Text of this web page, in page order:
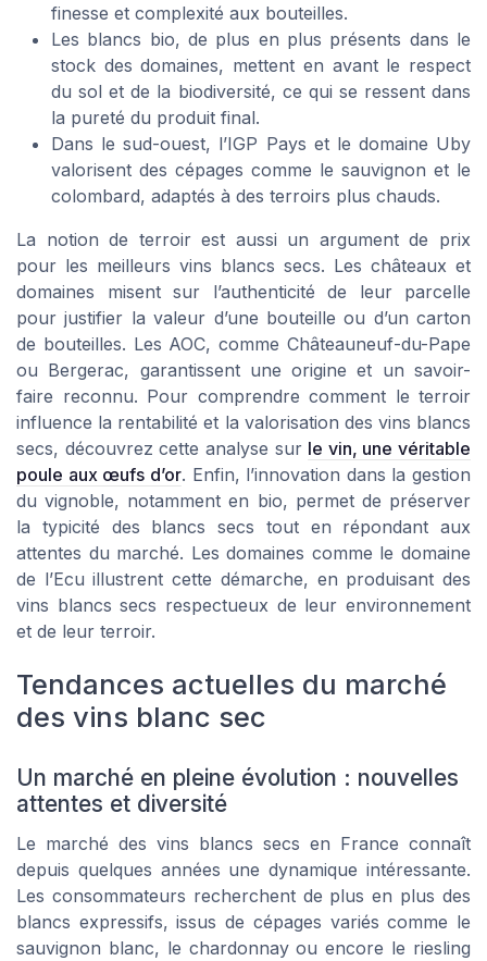
finesse et complexité aux bouteilles.
Les blancs bio, de plus en plus présents dans le
stock des domaines, mettent en avant le respect
du sol et de la biodiversité, ce qui se ressent dans
la pureté du produit final.
Dans le sud-ouest, l’IGP Pays et le domaine Uby
valorisent des cépages comme le sauvignon et le
colombard, adaptés à des terroirs plus chauds.
La notion de terroir est aussi un argument de prix
pour les meilleurs vins blancs secs. Les châteaux et
domaines misent sur l’authenticité de leur parcelle
pour justifier la valeur d’une bouteille ou d’un carton
de bouteilles. Les AOC, comme Châteauneuf-du-Pape
ou Bergerac, garantissent une origine et un savoir-
faire reconnu. Pour comprendre comment le terroir
influence la rentabilité et la valorisation des vins blancs
secs, découvrez cette analyse sur le vin, une véritable
poule aux œufs d’or. Enfin, l’innovation dans la gestion
du vignoble, notamment en bio, permet de préserver
la typicité des blancs secs tout en répondant aux
attentes du marché. Les domaines comme le domaine
de l’Ecu illustrent cette démarche, en produisant des
vins blancs secs respectueux de leur environnement
et de leur terroir.
Tendances actuelles du marché
des vins blanc sec
Un marché en pleine évolution : nouvelles
attentes et diversité
Le marché des vins blancs secs en France connaît
depuis quelques années une dynamique intéressante.
Les consommateurs recherchent de plus en plus des
blancs expressifs, issus de cépages variés comme le
sauvignon blanc, le chardonnay ou encore le riesling